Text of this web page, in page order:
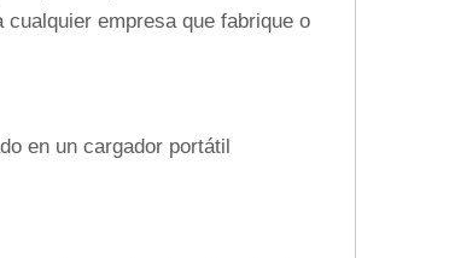
empresa que fabrique o
en un cargador portátil